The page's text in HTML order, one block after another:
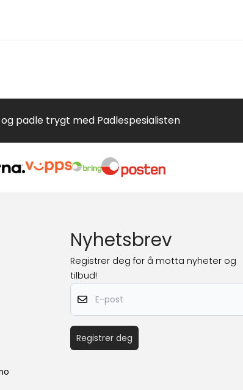
padle trygt med Padlespesialisten
Nyhetsbrev
Registrer deg for å motta nyheter og
tilbud!
E-post
Registrer deg